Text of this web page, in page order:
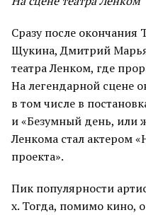
Сразу после
Щукина, Дмитрий
театра Ленком, где
На легендарной сцене
в том числе в
и «Безумный день, или
Ленкома стал актером
проекта».
Пик популярности
х. Тогда, помимо кино,